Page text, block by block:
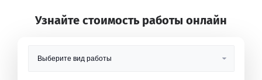
Узнайте стоимость работы онлайн